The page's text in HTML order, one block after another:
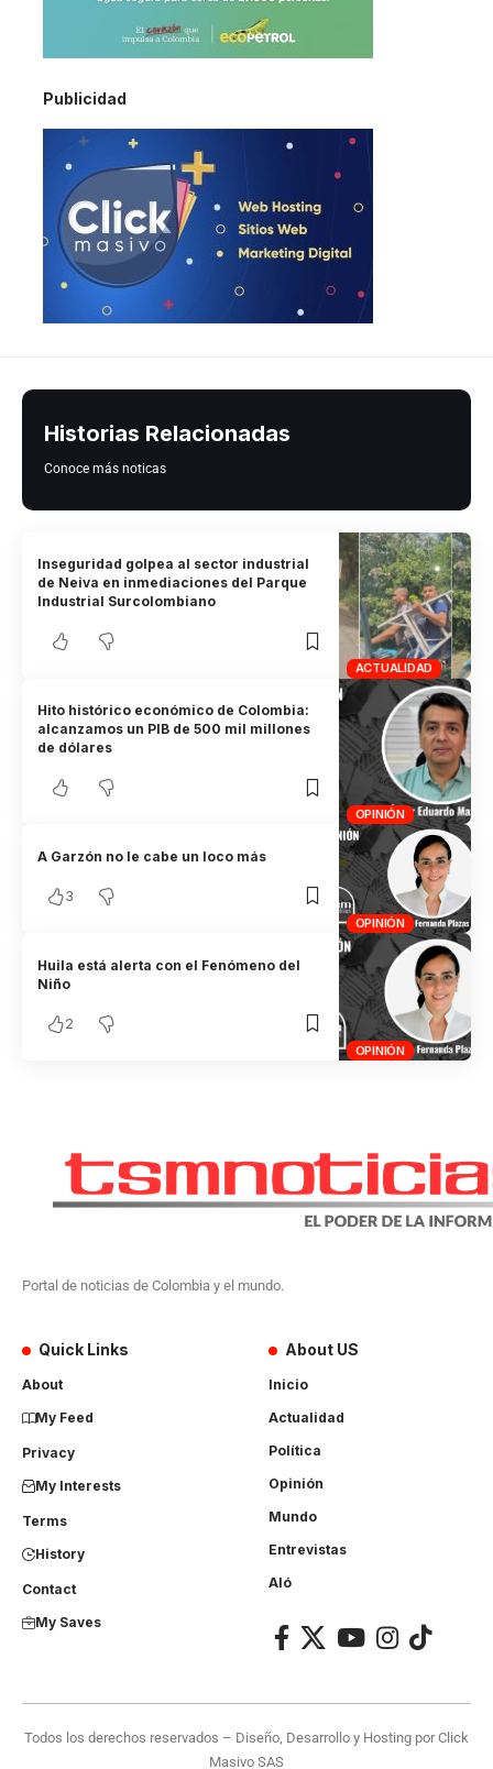
Publicidad
Historias Relacionadas
Conoce más noticas
ACTUALIDAD
Inseguridad golpea al sector industrial
de Neiva en inmediaciones del Parque
Industrial Surcolombiano
OPINIÓN
Hito histórico económico de Colombia:
alcanzamos un PIB de 500 mil millones
de dólares
OPINIÓN
A Garzón no le cabe un loco más
3
OPINIÓN
Huila está alerta con el Fenómeno del
Niño
2
Portal de noticias de Colombia y el mundo.
Quick Links
About
My Feed
Privacy
My Interests
Terms
History
Contact
My Saves
About US
Inicio
Actualidad
Política
Opinión
Mundo
Entrevistas
Aló
Todos los derechos reservados – Diseño, Desarrollo y Hosting porClick
Masivo SAS